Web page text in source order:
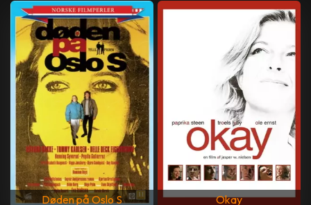
Døden på Oslo S Okay